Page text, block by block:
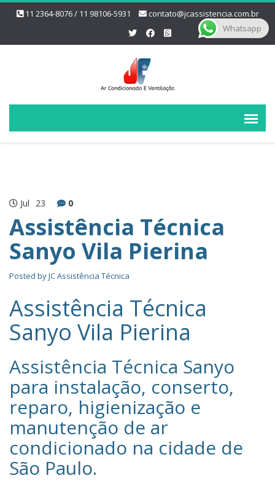
11 2364-8076 / 11 98106-5931 contato@jcassistencia.com.br
Jul 23 0
Assistência Técnica
Sanyo Vila Pierina
Posted byJC Assistência Técnica
Assistência Técnica
Sanyo Vila Pierina
Assistência Técnica Sanyo‎
para instalação, conserto,
reparo, higienização e
manutenção de ar
condicionado na cidade de
São Paulo.
Whatsapp